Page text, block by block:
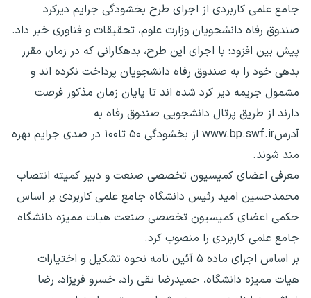
جامع علمی کاربردی از اجرای طرح بخشودگی جرایم دیرکرد
صندوق رفاه دانشجویان وزارت علوم، تحقیقات و فناوری خبر داد.
پیش بین افزود: با اجرای این طرح، بدهکارانی که در زمان مقرر
بدهی خود را به صندوق رفاه دانشجویان پرداخت نکرده اند و
مشمول جریمه دیر کرد شده اند تا پایان زمان مذکور فرصت
دارند از طریق پرتال دانشجویی صندوق رفاه به
آدرسwww.bp.swf.ir از بخشودگی ۵۰ تا۱۰۰ در صدی جرایم بهره
مند شوند.
معرفی اعضای کمیسیون تخصصی صنعت و دبیر کمیته انتصاب
محمدحسین امید رئیس دانشگاه جامع علمی کاربردی بر اساس
حکمی اعضای کمیسیون تخصصی صنعت هیات ممیزه دانشگاه
جامع علمی کاربردی را منصوب کرد.
بر اساس اجرای ماده ۵ آئین نامه نحوه تشکیل و اختیارات
هیات ممیزه دانشگاه، حمیدرضا تقی راد، خسرو فریزاد، رضا